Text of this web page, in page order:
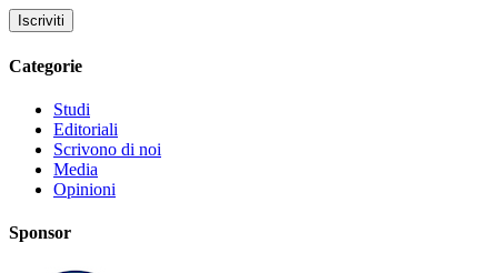
Categorie
Studi
Editoriali
Scrivono di noi
Media
Opinioni
Sponsor